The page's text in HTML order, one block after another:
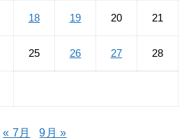
18 19 20 21
25 26 27 28
« 7月 9月 »